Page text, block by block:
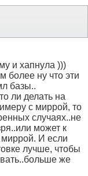
и хапнула )))
более ну что эти
базы..
ли делать на
с миррой, то
случаях..не
может к
миррой. И если
лучше, чтобы
же